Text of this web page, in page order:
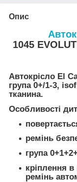
Опис
1045
Автокрісло El
група 0+/1-3,
тканина.
Особливості
ремінь
група
кріплення
ремінь